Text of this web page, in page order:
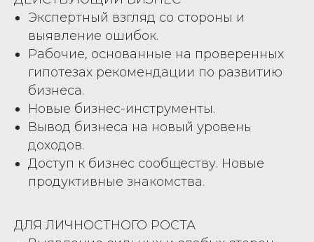
Экспертный взгляд со стороны и
выявление ошибок.
Рабочие, основанные на проверенных
гипотезах рекомендации по развитию
бизнеса.
Новые бизнес-инструменты.
Вывод бизнеса на новый уровень
доходов.
Доступ к бизнес сообществу. Новые
продуктивные знакомства.
ДЛЯ ЛИЧНОСТНОГО РОСТА